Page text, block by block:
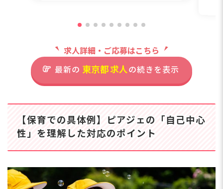
0代まで幅広い年齢層の
保育や行事の準備も助け
合える和やかな雰囲気で
も効率的♪ 残業は月平
スも充実。子育て中の先
生への理解もあり、急な
心して長く働ける環境が
歓迎！ ※ブランクがある方も大歓
職員が活躍しています。
住所
西武新宿線「小平駅」より徒歩
20分／西武池袋線「東久留米
「滝山団地バス停」より徒歩8
■マイカー・バイク・自転車通
ん
求人詳細・ご応募はこちら
最新の 東京都 求人の続きを表示
【保育での具体例】ピアジェの「自己中心
性」を理解した対応のポイント